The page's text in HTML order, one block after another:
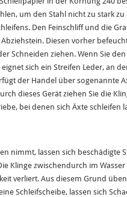
um den Stahl nicht zu stark zu
Den Feinschliff und die
Diesen vorher
Schneiden ziehen. Wenn Sie den
sich ein Streifen Leder, an
der Handel über sogenannte
dieses Gerät ziehen Sie die
bei denen sich Äxte schleifen
nimmt, lassen sich beschädigte
Klinge zwischendurch im
verliert. Aus diesem Grund
Schleifscheibe, lassen sich